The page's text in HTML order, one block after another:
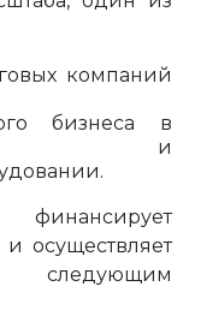
компаний
бизнеса в
и
осуществляет
следующим